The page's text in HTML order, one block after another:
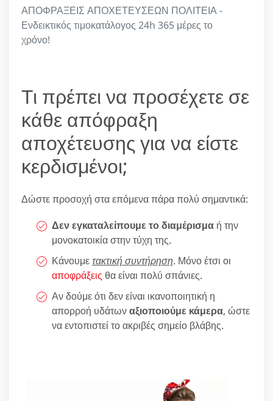
ΑΠΟΦΡΑΞΕΙΣ ΑΠΟΧΕΤΕΥΣΕΩΝ ΠΟΛΙΤΕΙΑ -
Ενδεικτικός τιμοκατάλογος 24h 365 μέρες το
χρόνο!
Τι πρέπει να προσέχετε σε
κάθε απόφραξη
αποχέτευσης για να είστε
κερδισμένοι;
Δώστε προσοχή στα επόμενα πάρα πολύ σημαντικά:
Δεν εγκαταλείπουμε το διαμέρισμα ή την
μονοκατοικία στην τύχη της.
Κάνουμετακτική συντήρηση. Μόνο έτσι οι
αποφράξεις θα είναι πολύ σπάνιες.
Αν δούμε ότι δεν είναι ικανοποιητική η
απορροή υδάτωναξιοποιούμε κάμερα, ώστε
να εντοπιστεί το ακριβές σημείο βλάβης.